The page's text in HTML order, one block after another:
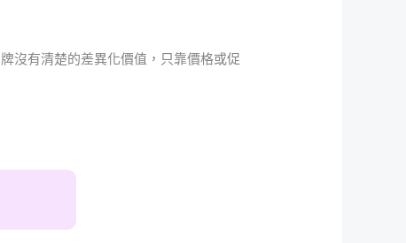
沒有清楚的差異化價值，只靠價格或促